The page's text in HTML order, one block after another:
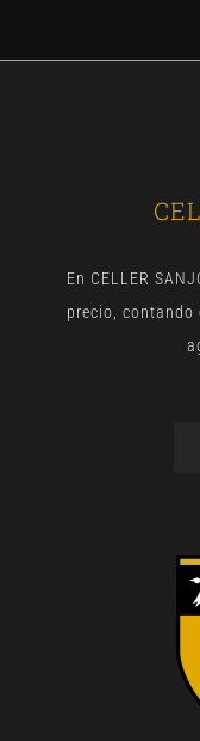
En CELLER
precio, contando